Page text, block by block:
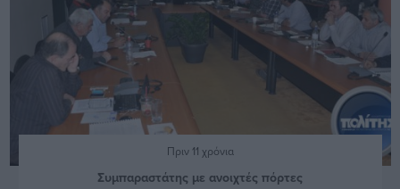
Πριν 11 χρόνια
Συμπαραστάτης με ανοιχτές πόρτες